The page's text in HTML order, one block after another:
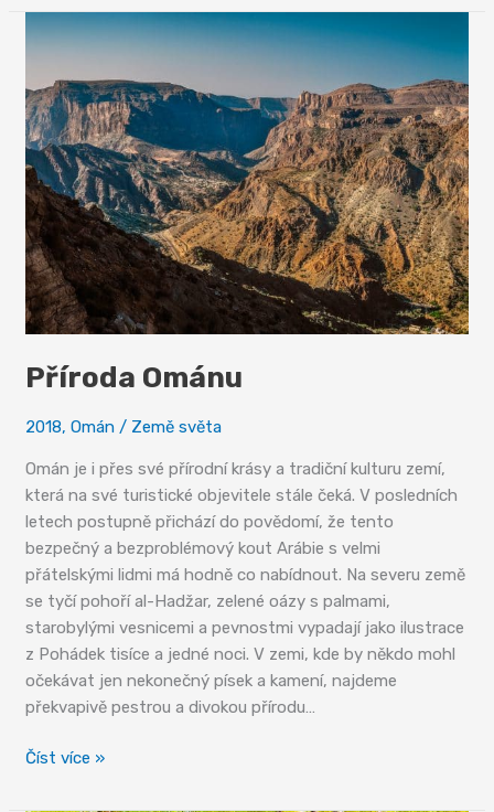
Hodonín
Příroda Ománu
2018,Omán / Země světa
Omán je i přes své přírodní krásy a tradiční kulturu zemí,
která na své turistické objevitele stále čeká. V posledních
letech postupně přichází do povědomí, že tento
bezpečný a bezproblémový kout Arábie s velmi
přátelskými lidmi má hodně co nabídnout. Na severu země
se tyčí pohoří al-Hadžar, zelené oázy s palmami,
starobylými vesnicemi a pevnostmi vypadají jako ilustrace
z Pohádek tisíce a jedné noci. V zemi, kde by někdo mohl
očekávat jen nekonečný písek a kamení, najdeme
překvapivě pestrou a divokou přírodu…
Příroda
Číst více »